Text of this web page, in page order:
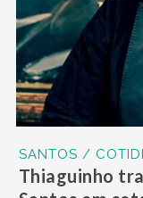
SANTOS /
Thiaguinho